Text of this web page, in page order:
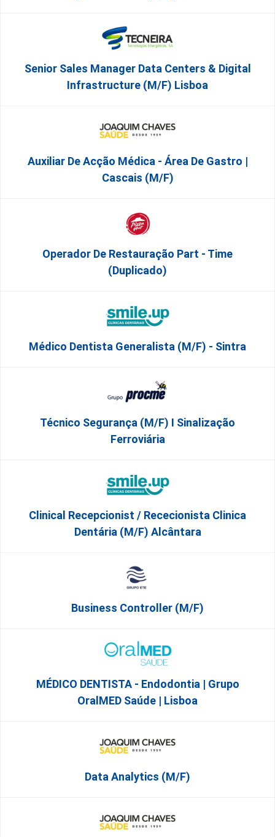
Senior Sales Manager Data Centers & Digital
Infrastructure (m/f) Lisboa
Auxiliar De Acção Médica - Área De Gastro |
Cascais (M/F)
Operador De Restauração Part - Time
(Duplicado)
Médico Dentista Generalista (M/F) - Sintra
Técnico Segurança (m/f) I Sinalização
Ferroviária
Clinical Recepcionist / Rececionista Clinica
Dentária (M/F) Alcântara
Business Controller (m/f)
MÉDICO DENTISTA - Endodontia | Grupo
OralMED Saúde | Lisboa
Data Analytics (M/F)